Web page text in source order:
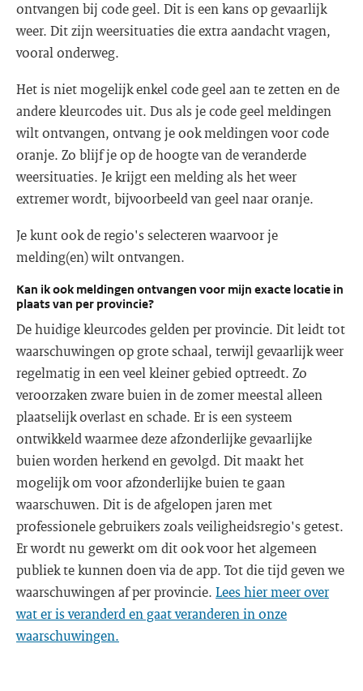
ontvangen bij code geel. Dit is een kans op gevaarlijk
weer. Dit zijn weersituaties die extra aandacht vragen,
vooral onderweg.
Het is niet mogelijk enkel code geel aan te zetten en de
andere kleurcodes uit. Dus als je code geel meldingen
wilt ontvangen, ontvang je ook meldingen voor code
oranje. Zo blijf je op de hoogte van de veranderde
weersituaties. Je krijgt een melding als het weer
extremer wordt, bijvoorbeeld van geel naar oranje.
Je kunt ook de regio's selecteren waarvoor je
melding(en) wilt ontvangen.
Kan ik ook meldingen ontvangen voor mijn exacte locatie in
plaats van per provincie?
De huidige kleurcodes gelden per provincie. Dit leidt tot
waarschuwingen op grote schaal, terwijl gevaarlijk weer
regelmatig in een veel kleiner gebied optreedt. Zo
veroorzaken zware buien in de zomer meestal alleen
plaatselijk overlast en schade. Er is een systeem
ontwikkeld waarmee deze afzonderlijke gevaarlijke
buien worden herkend en gevolgd. Dit maakt het
mogelijk om voor afzonderlijke buien te gaan
waarschuwen. Dit is de afgelopen jaren met
professionele gebruikers zoals veiligheidsregio's getest.
Er wordt nu gewerkt om dit ook voor het algemeen
publiek te kunnen doen via de app. Tot die tijd geven we
waarschuwingen af per provincie. Lees hier meer over
wat er is veranderd en gaat veranderen in onze
waarschuwingen.